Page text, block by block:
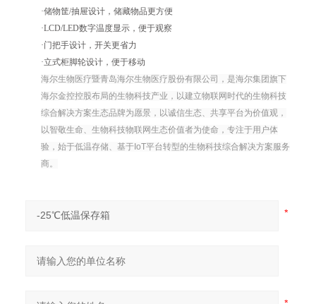
·储物筐/抽屉设计，储藏物品更方便
·LCD/LED数字温度显示，便于观察
·门把手设计，开关更省力
·立式柜脚轮设计，便于移动
海尔生物医疗暨青岛海尔生物医疗股份有限公司，是海尔集团旗下
海尔金控控股布局的生物科技产业，以建立物联网时代的生物科技
综合解决方案生态品牌为愿景，以诚信生态、共享平台为价值观，
以智敬生命、生物科技物联网生态价值者为使命，专注于用户体
验，始于低温存储、基于IoT平台转型的生物科技综合解决方案服务
商。